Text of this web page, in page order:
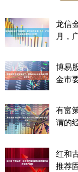
龙信
月，
博易
金市
有富
谓的
红和
推荐